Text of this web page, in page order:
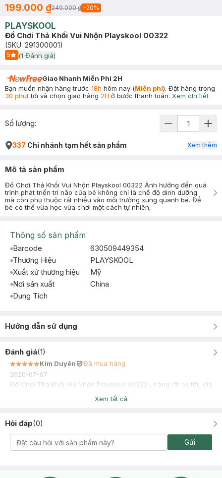
199.000 ₫249.000 ₫ -20%
PLAYSKOOL
Đồ Chơi Thả Khối Vui Nhộn Playskool 00322
(SKU: 291300001)
5
Start Icon
(1 Đánh giá)
Giao Nhanh Miễn Phí 2H
Bạn muốn nhận hàng trước 18h hôm nay (Miễn phí). Đặt hàng trong
30 phúttới và chọn giao hàng 2H ở bước thanh toán. Xem chi tiết
Số lượng:
337 Chi nhánh tạm hết sản phẩm Xem thêm
Mô tả sản phẩm
Đồ Chơi Thả Khối Vui Nhộn Playskool 00322 Ảnh hưởng đến quá
trình phát triển trí não của bé không chỉ là chế độ dinh dưỡng
mà còn phụ thuộc rất nhiều vào môi trường xung quanh bé. Để
bé có thể vừa học vừa chơi một cách tự nhiên,
Thông số sản phẩm
Barcode
630509449354
Thương Hiệu
PLAYSKOOL
Xuất xứ thương hiệu
Mỹ
Nơi sản xuất
China
Dung Tích
Hướng dẫn sử dụng
Đánh giá(1)
Kim Duyên
Đã mua hàng
2020-07-07
Đồ Chơi Thả Khối Vui Nhộn Playskool 00322 , hàng rất ok tốt, giá
Xem tất cả
Hỏi đáp(0)
Gửi